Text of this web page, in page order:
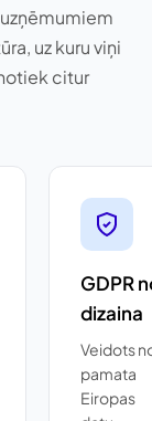
uz kuru viņi
citur
GDPR
dizaina
Veidots
pamata
Eiropas